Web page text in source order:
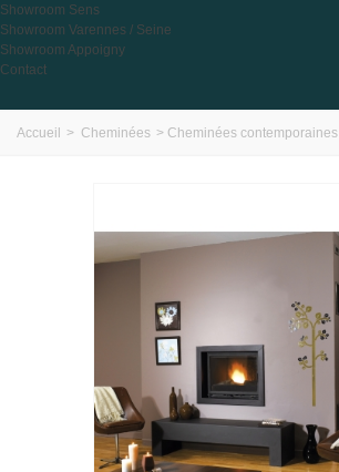
Showroom Sens
Showroom Varennes / Seine
Showroom Appoigny
Contact
Accueil > Cheminées > Cheminées contemporaines